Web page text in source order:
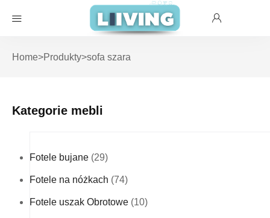
Home>Produkty>sofa szara
Kategorie mebli
Fotele bujane (29)
Fotele na nóżkach (74)
Fotele uszak Obrotowe (10)